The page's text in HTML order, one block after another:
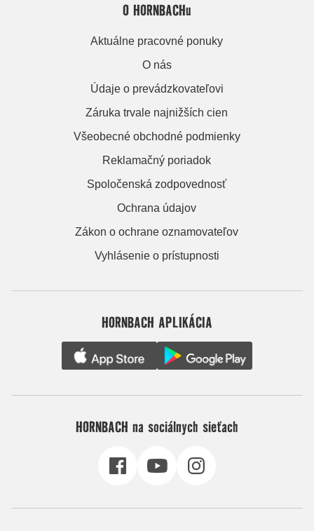
O HORNBACHu
Aktuálne pracovné ponuky
O nás
Údaje o prevádzkovateľovi
Záruka trvale najnižších cien
Všeobecné obchodné podmienky
Reklamačný poriadok
Spoločenská zodpovednosť
Ochrana údajov
Zákon o ochrane oznamovateľov
Vyhlásenie o prístupnosti
HORNBACH APLIKÁCIA
HORNBACH na sociálnych sieťach